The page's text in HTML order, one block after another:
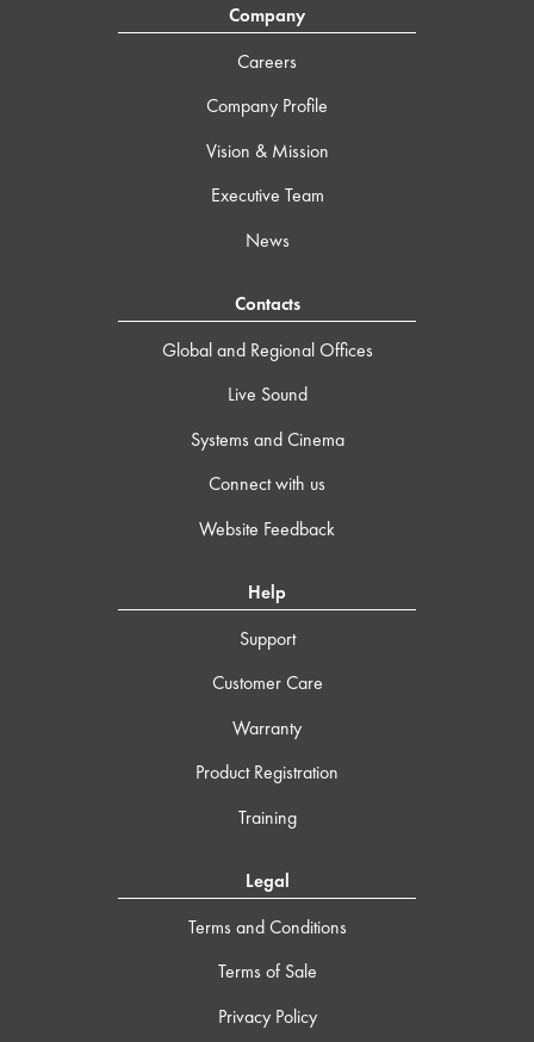
Company
Careers
Company Profile
Vision & Mission
Executive Team
News
Contacts
Global and Regional Offices
Live Sound
Systems and Cinema
Connect with us
Website Feedback
Help
Support
Customer Care
Warranty
Product Registration
Training
Legal
Terms and Conditions
Terms of Sale
Privacy Policy